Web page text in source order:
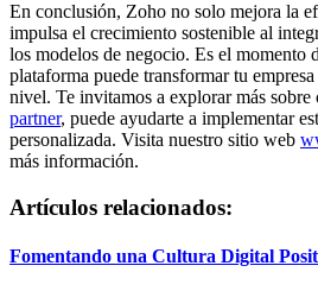
En conclusión, Zoho no solo mejora la
impulsa el crecimiento sostenible al
los modelos de negocio. Es el momento
plataforma puede transformar tu
nivel. Te invitamos a explorar más sobre
partner, puede ayudarte a implementar
personalizada. Visita nuestro sitio web
más información.
Artículos relacionados:
Fomentando una Cultura Digital